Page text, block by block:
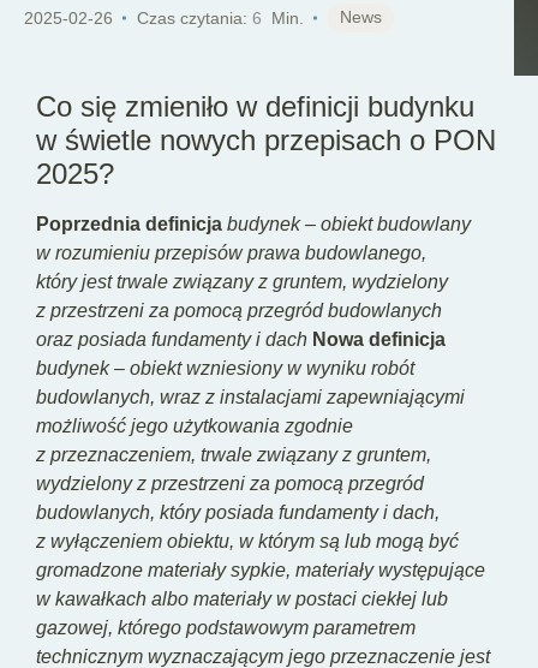
2025-02-26 Czas czytania: 6 Min. News
Co się zmieniło w definicji budynku
w świetle nowych przepisach o PON
2025?
Poprzednia definicja budynek – obiekt budowlany
w rozumieniu przepisów prawa budowlanego,
który jest trwale związany z gruntem, wydzielony
z przestrzeni za pomocą przegród budowlanych
oraz posiada fundamenty i dach Nowa definicja
budynek – obiekt wzniesiony w wyniku robót
budowlanych, wraz z instalacjami zapewniającymi
możliwość jego użytkowania zgodnie
z przeznaczeniem, trwale związany z gruntem,
wydzielony z przestrzeni za pomocą przegród
budowlanych, który posiada fundamenty i dach,
z wyłączeniem obiektu, w którym są lub mogą być
gromadzone materiały sypkie, materiały występujące
w kawałkach albo materiały w postaci ciekłej lub
gazowej, którego podstawowym parametrem
technicznym wyznaczającym jego przeznaczenie jest